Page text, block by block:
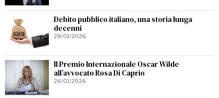
Debito pubblico italiano, una storia lunga
decenni
28/01/2026
Il Premio Internazionale Oscar Wilde
all’avvocato Rosa Di Caprio
26/01/2026